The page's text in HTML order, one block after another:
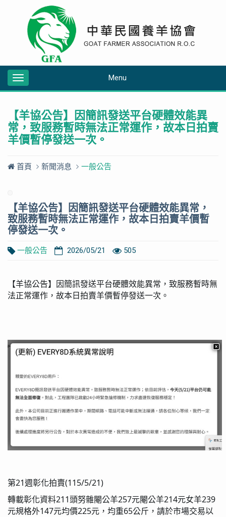
Menu
Toggle
navigation
【羊協公告】因簡訊發送平台硬體效能異
常，致服務暫時無法正常運作，故本日拍賣
羊價暫停發送一次。
首頁 新聞消息 一般公告
【羊協公告】因簡訊發送平台硬體效能異常，
致服務暫時無法正常運作，故本日拍賣羊價暫
停發送一次。
一般公告 2026/05/21 505
【羊協公告】因簡訊發送平台硬體效能異常，致服務暫時無
法正常運作，故本日拍賣羊價暫停發送一次。
第21週彰化拍賣(115/5/21)
轉載彰化資料211 頭努雜閹公羊257元閹公羊214元女羊239
元規格外147元均價225元，均重65公斤，請於市場交易以